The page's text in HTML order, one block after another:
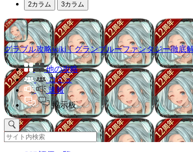
2カラム 3カラム
グラブル攻略wiki｜グランブルーファンタジー徹底
他の攻略
コミュ
速報
掲示板